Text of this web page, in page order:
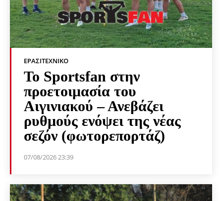
ΕΡΑΣΙΤΕΧΝΙΚΟ
Το Sportsfan στην
προετοιμασία του
Αιγινιακού – Ανεβάζει
ρυθμούς ενόψει της νέας
σεζόν (φωτορεπορτάζ)
07/08/2026 23:39